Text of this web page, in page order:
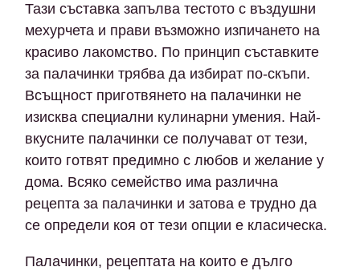
Тази съставка запълва тестото с въздушни
мехурчета и прави възможно изпичането на
красиво лакомство. По принцип съставките
за палачинки трябва да избират по-скъпи.
Всъщност приготвянето на палачинки не
изисква специални кулинарни умения. Най-
вкусните палачинки се получават от тези,
които готвят предимно с любов и желание у
дома. Всяко семейство има различна
рецепта за палачинки и затова е трудно да
се определи коя от тези опции е класическа.
Палачинки, рецептата на които е дълго